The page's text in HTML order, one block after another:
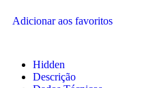
Adicionar aos favoritos
Hidden
Descrição